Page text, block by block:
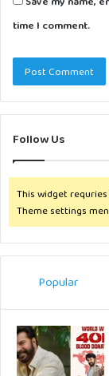
time I comment.
Follow Us
This widget
Theme settings
Popular